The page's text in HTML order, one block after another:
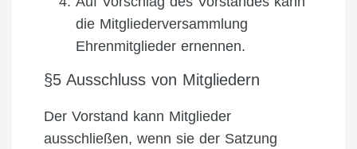
die Mitgliederversammlung
Ehrenmitglieder ernennen.
§5 Ausschluss von Mitgliedern
Der Vorstand kann Mitglieder
ausschließen, wenn sie der Satzung